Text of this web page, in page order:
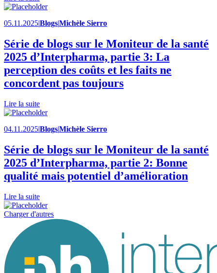
05.11.2025|Blogs|Michèle Sierro
Série de blogs sur le Moniteur de la santé
2025 d’Interpharma, partie 3: La
perception des coûts et les faits ne
concordent pas toujours
Lire la suite
04.11.2025|Blogs|Michèle Sierro
Série de blogs sur le Moniteur de la santé
2025 d’Interpharma, partie 2: Bonne
qualité mais potentiel d’amélioration
Lire la suite
Charger d'autres